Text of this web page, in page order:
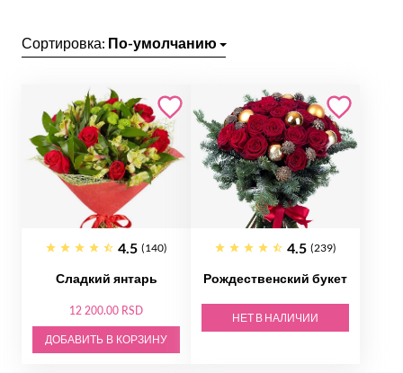
Сортировка: По-умолчанию
4.5 (140)
Сладкий янтарь
12 200.00 RSD
ДОБАВИТЬ В КОРЗИНУ
4.5 (239)
Рождественский букет
НЕТ В НАЛИЧИИ